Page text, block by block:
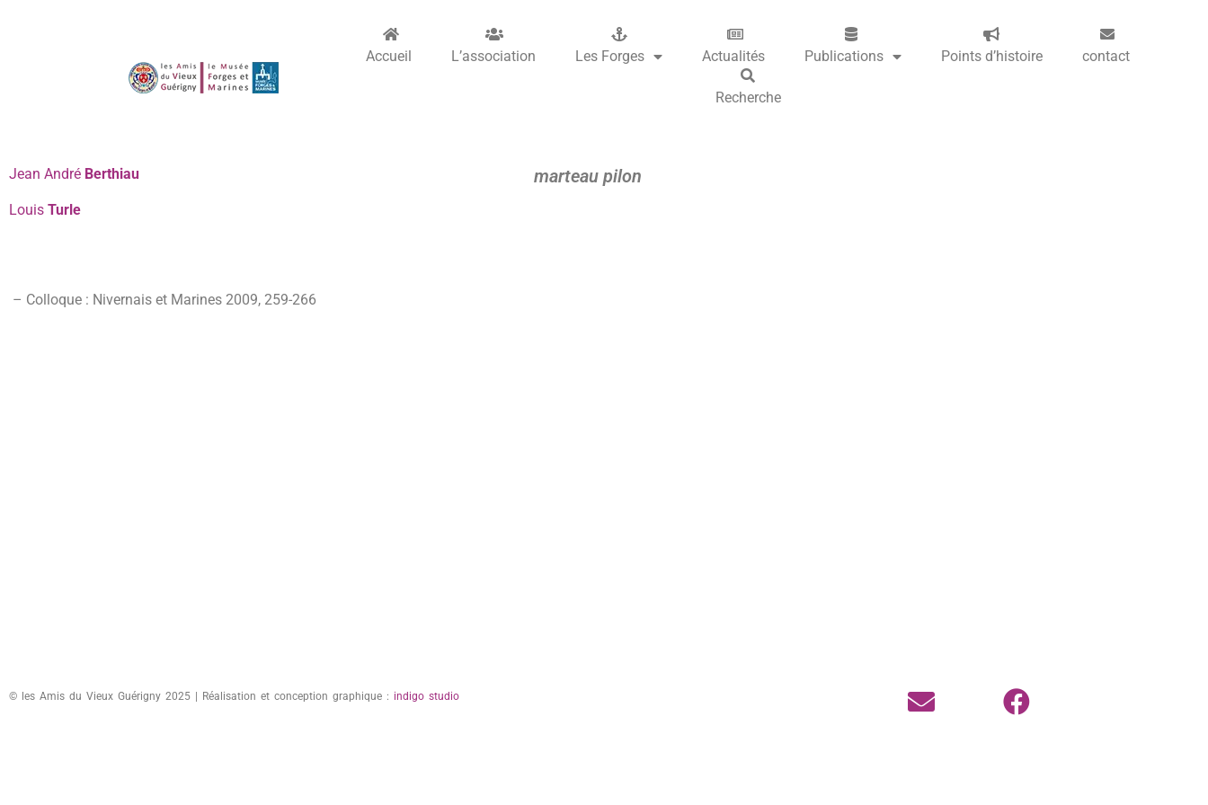
Accueil L’association Les Forges Actualités Publications Points d’histoire contact
Recherche
Jean André Berthiau
Louis Turle
marteau pilon
– Colloque : Nivernais et Marines 2009, 259-266
© les Amis du Vieux Guérigny 2025 | Réalisation et conception graphique : indigo studio